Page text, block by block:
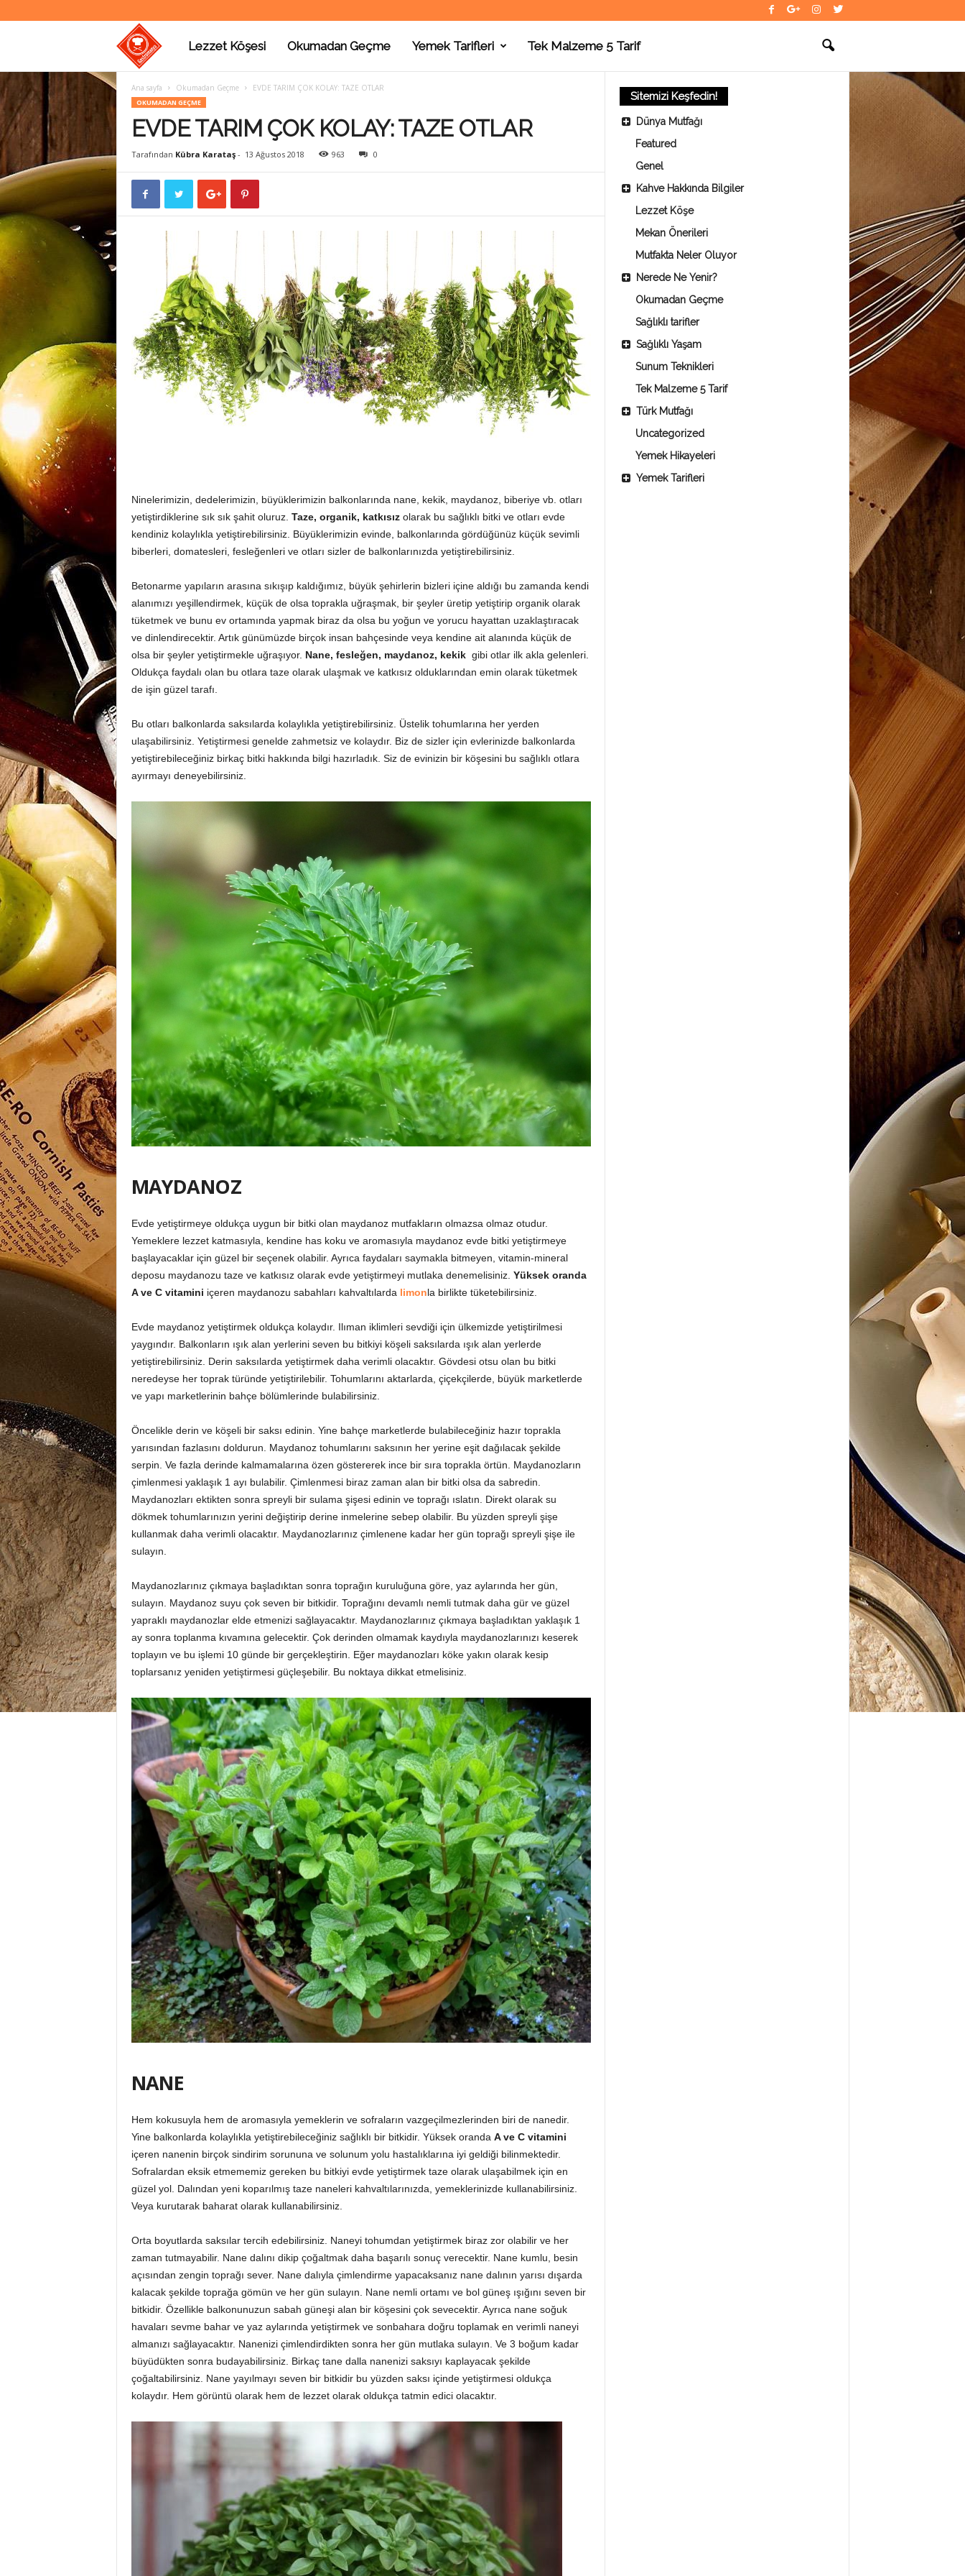
a
t
o
m
y
a
Lezzet Köşesi Okumadan Geçme Yemek Tarifleri Tek Malzeme 5 Tarif
Ana sayfa Okumadan Geçme EVDE TARIM ÇOK KOLAY: TAZE OTLAR
OKUMADAN GEÇME
EVDE TARIM ÇOK KOLAY: TAZE OTLAR
Tarafından Kübra Karataş- 13 Ağustos 2018 963 0
Ninelerimizin, dedelerimizin, büyüklerimizin balkonlarında nane, kekik, maydanoz, biberiye vb. otları
yetiştirdiklerine sık sık şahit oluruz. Taze, organik, katkısızolarak bu sağlıklı bitki ve otları evde
kendiniz kolaylıkla yetiştirebilirsiniz. Büyüklerimizin evinde, balkonlarında gördüğünüz küçük sevimli
biberleri, domatesleri, fesleğenleri ve otları sizler de balkonlarınızda yetiştirebilirsiniz.
Betonarme yapıların arasına sıkışıp kaldığımız, büyük şehirlerin bizleri içine aldığı bu zamanda kendi
alanımızı yeşillendirmek, küçük de olsa toprakla uğraşmak, bir şeyler üretip yetiştirip organik olarak
tüketmek ve bunu ev ortamında yapmak biraz da olsa bu yoğun ve yorucu hayattan uzaklaştıracak
ve dinlendirecektir. Artık günümüzde birçok insan bahçesinde veya kendine ait alanında küçük de
olsa bir şeyler yetiştirmekle uğraşıyor. Nane, fesleğen, maydanoz, kekikgibi otlar ilk akla gelenleri.
Oldukça faydalı olan bu otlara taze olarak ulaşmak ve katkısız olduklarından emin olarak tüketmek
de işin güzel tarafı.
Bu otları balkonlarda saksılarda kolaylıkla yetiştirebilirsiniz. Üstelik tohumlarına her yerden
ulaşabilirsiniz. Yetiştirmesi genelde zahmetsiz ve kolaydır. Biz de sizler için evlerinizde balkonlarda
yetiştirebileceğiniz birkaç bitki hakkında bilgi hazırladık. Siz de evinizin bir köşesini bu sağlıklı otlara
ayırmayı deneyebilirsiniz.
MAYDANOZ
Evde yetiştirmeye oldukça uygun bir bitki olan maydanoz mutfakların olmazsa olmaz otudur.
Yemeklere lezzet katmasıyla, kendine has koku ve aromasıyla maydanoz evde bitki yetiştirmeye
başlayacaklar için güzel bir seçenek olabilir. Ayrıca faydaları saymakla bitmeyen, vitamin-mineral
deposu maydanozu taze ve katkısız olarak evde yetiştirmeyi mutlaka denemelisiniz. Yüksek oranda
A ve C vitamini içeren maydanozu sabahları kahvaltılarda limonla birlikte tüketebilirsiniz.
Evde maydanoz yetiştirmek oldukça kolaydır. Ilıman iklimleri sevdiği için ülkemizde yetiştirilmesi
yaygındır. Balkonların ışık alan yerlerini seven bu bitkiyi köşeli saksılarda ışık alan yerlerde
yetiştirebilirsiniz. Derin saksılarda yetiştirmek daha verimli olacaktır. Gövdesi otsu olan bu bitki
neredeyse her toprak türünde yetiştirilebilir. Tohumlarını aktarlarda, çiçekçilerde, büyük marketlerde
ve yapı marketlerinin bahçe bölümlerinde bulabilirsiniz.
Öncelikle derin ve köşeli bir saksı edinin. Yine bahçe marketlerde bulabileceğiniz hazır toprakla
yarısından fazlasını doldurun. Maydanoz tohumlarını saksının her yerine eşit dağılacak şekilde
serpin. Ve fazla derinde kalmamalarına özen göstererek ince bir sıra toprakla örtün. Maydanozların
çimlenmesi yaklaşık 1 ayı bulabilir. Çimlenmesi biraz zaman alan bir bitki olsa da sabredin.
Maydanozları ektikten sonra spreyli bir sulama şişesi edinin ve toprağı ıslatın. Direkt olarak su
dökmek tohumlarınızın yerini değiştirip derine inmelerine sebep olabilir. Bu yüzden spreyli şişe
kullanmak daha verimli olacaktır. Maydanozlarınız çimlenene kadar her gün toprağı spreyli şişe ile
sulayın.
Maydanozlarınız çıkmaya başladıktan sonra toprağın kuruluğuna göre, yaz aylarında her gün,
sulayın. Maydanoz suyu çok seven bir bitkidir. Toprağını devamlı nemli tutmak daha gür ve güzel
yapraklı maydanozlar elde etmenizi sağlayacaktır. Maydanozlarınız çıkmaya başladıktan yaklaşık 1
ay sonra toplanma kıvamına gelecektir. Çok derinden olmamak kaydıyla maydanozlarınızı keserek
toplayın ve bu işlemi 10 günde bir gerçekleştirin. Eğer maydanozları köke yakın olarak kesip
toplarsanız yeniden yetiştirmesi güçleşebilir. Bu noktaya dikkat etmelisiniz.
NANE
Hem kokusuyla hem de aromasıyla yemeklerin ve sofraların vazgeçilmezlerinden biri de nanedir.
Yine balkonlarda kolaylıkla yetiştirebileceğiniz sağlıklı bir bitkidir. Yüksek oranda A ve C vitamini
içeren nanenin birçok sindirim sorununa ve solunum yolu hastalıklarına iyi geldiği bilinmektedir.
Sofralardan eksik etmememiz gereken bu bitkiyi evde yetiştirmek taze olarak ulaşabilmek için en
güzel yol. Dalından yeni koparılmış taze naneleri kahvaltılarınızda, yemeklerinizde kullanabilirsiniz.
Veya kurutarak baharat olarak kullanabilirsiniz.
Orta boyutlarda saksılar tercih edebilirsiniz. Naneyi tohumdan yetiştirmek biraz zor olabilir ve her
zaman tutmayabilir. Nane dalını dikip çoğaltmak daha başarılı sonuç verecektir. Nane kumlu, besin
açısından zengin toprağı sever. Nane dalıyla çimlendirme yapacaksanız nane dalının yarısı dışarda
kalacak şekilde toprağa gömün ve her gün sulayın. Nane nemli ortamı ve bol güneş ışığını seven bir
bitkidir. Özellikle balkonunuzun sabah güneşi alan bir köşesini çok sevecektir. Ayrıca nane soğuk
havaları sevme bahar ve yaz aylarında yetiştirmek ve sonbahara doğru toplamak en verimli naneyi
almanızı sağlayacaktır. Nanenizi çimlendirdikten sonra her gün mutlaka sulayın. Ve 3 boğum kadar
büyüdükten sonra budayabilirsiniz. Birkaç tane dalla nanenizi saksıyı kaplayacak şekilde
çoğaltabilirsiniz. Nane yayılmayı seven bir bitkidir bu yüzden saksı içinde yetiştirmesi oldukça
kolaydır. Hem görüntü olarak hem de lezzet olarak oldukça tatmin edici olacaktır.
Sitemizi Keşfedin!
Dünya Mutfağı
Featured
Genel
Kahve Hakkında Bilgiler
Lezzet Köşe
Mekan Önerileri
Mutfakta Neler Oluyor
Nerede Ne Yenir?
Okumadan Geçme
Sağlıklı tarifler
Sağlıklı Yaşam
Sunum Teknikleri
Tek Malzeme 5 Tarif
Türk Mutfağı
Uncategorized
Yemek Hikayeleri
Yemek Tarifleri